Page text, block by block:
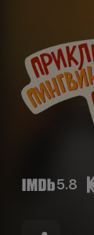
5.8